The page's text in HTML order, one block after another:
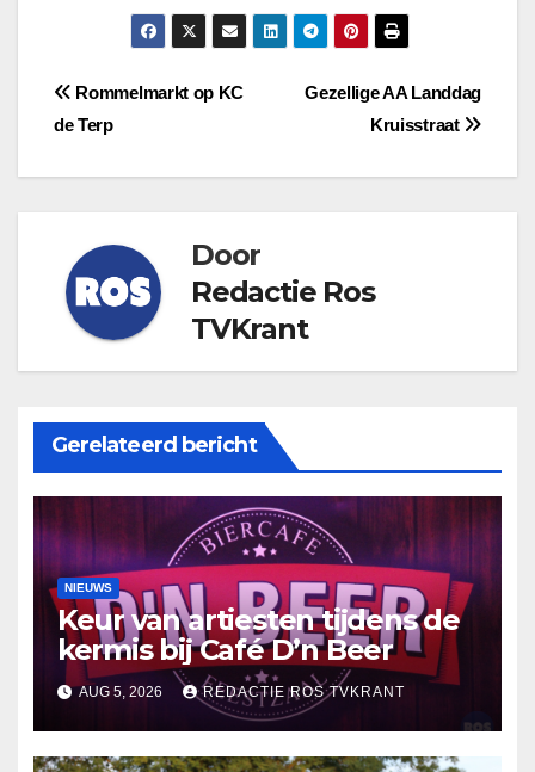
Bericht
navigatie
Gezellige AA Landdag
Kruisstraat
Rommelmarkt op KC
de Terp
Door
Redactie Ros
TVKrant
Gerelateerd bericht
NIEUWS
Keur van artiesten tijdens de
kermis bij Café D’n Beer
AUG 5, 2026 REDACTIE ROS TVKRANT